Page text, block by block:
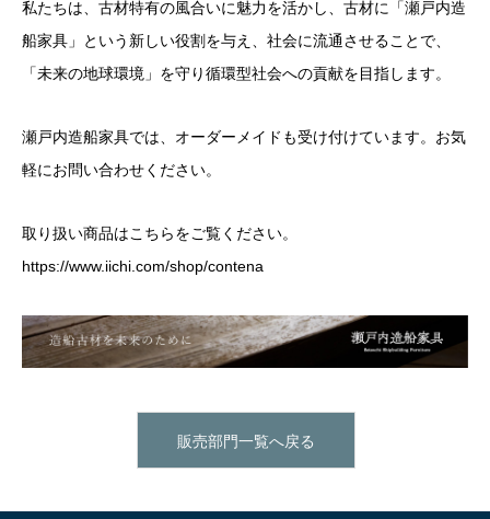
私たちは、古材特有の風合いに魅力を活かし、古材に「瀬戸内造
船家具」という新しい役割を与え、社会に流通させることで、
「未来の地球環境」を守り循環型社会への貢献を目指します。
瀬戸内造船家具では、オーダーメイドも受け付けています。お気
軽にお問い合わせください。
取り扱い商品はこちらをご覧ください。
https://www.iichi.com/shop/contena
販売部門一覧へ戻る